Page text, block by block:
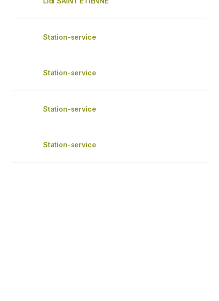
Station-service
Station-service
Station-service
Station-service